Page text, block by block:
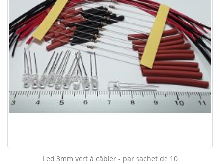
Led 3mm vert à câbler - par sachet de 10